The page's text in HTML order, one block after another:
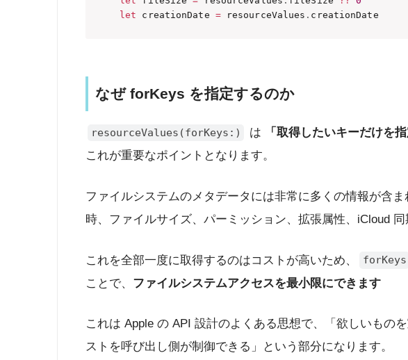
let creationDate = resourceValues . creationDate
なぜ forKeys を指定するのか
resourceValues(forKeys:) は 「取得したいキーだけを指
これが重要なポイントとなります。
ファイルシステムのメタデータには非常に多くの情報が含
時、ファイルサイズ、パーミッション、拡張属性、iCloud
これを全部一度に取得するのはコストが高いため、 forKeys
ことで、 ファイルシステムアクセスを最小限にできます
これは Apple の API 設計のよくある思想で、「欲しいもの
ストを呼び出し側が制御できる」という部分になります。